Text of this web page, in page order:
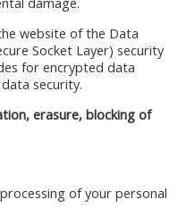
website of the Data
Socket Layer) security
for encrypted data
security.
erasure, blocking of
of your personal